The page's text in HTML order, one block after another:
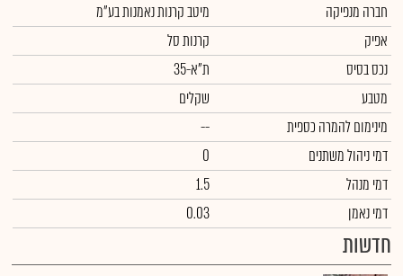
חברה מנפיקה
מיטב קרנות נאמנות בע"מ
אפיק
קרנות סל
נכס בסיס
ת"א-35
מטבע
שקלים
מינימום להמרה כספית
--
דמי ניהול משתנים
0
דמי מנהל
1.5
דמי נאמן
0.03
חדשות